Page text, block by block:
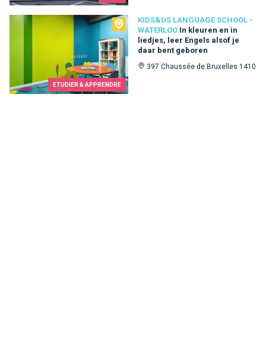
ETUDIER & APPRENDRE
KIDS&US LANGUAGE SCHOOL -
WATERLOO In kleuren en in
liedjes, leer Engels alsof je
daar bent geboren
397 Chaussée de Bruxelles 1410
Kids&Us language school - Waterloo